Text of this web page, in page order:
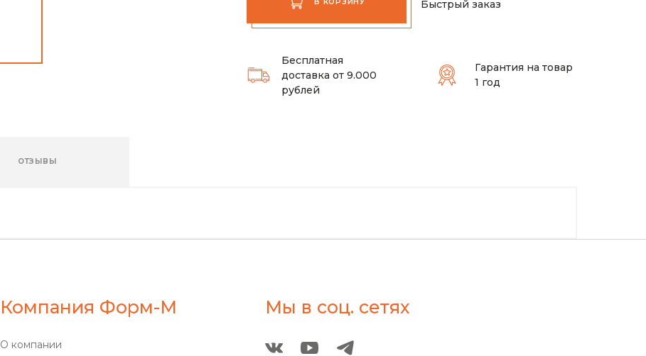
Быстрый заказ
Бесплатная
доставка от 9.000
рублей
Гарантия на товар
1 год
ОТЗЫВЫ
Компания Форм-М
О компании
Мы в соц. сетях